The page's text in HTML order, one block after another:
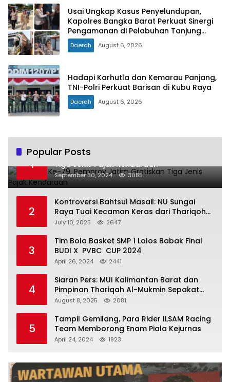
Usai Ungkap Kasus Penyelundupan,
Kapolres Bangka Barat Perkuat Sinergi
Pengamanan di Pelabuhan Tanjung
Kalian
Daerah August 6, 2026
Hadapi Karhutla dan Kemarau Panjang,
TNI-Polri Perkuat Barisan di Kubu Raya
Daerah August 6, 2026
Popular Posts
1
Hari Jadi Ke-79, Pemprov Jatim Gratiskan
Tiga Jenis Pajak Kendaraan
September 30, 2024 3085
2
Kontroversi Bahtsul Masail: NU Sungai
Raya Tuai Kecaman Keras dari Thariqoh
Al Mu’min
July 10, 2025 2647
3
Tim Bola Basket SMP 1 Lolos Babak Final
BUDI X PVBC CUP 2024
April 26, 2024 2441
4
Siaran Pers: MUI Kalimantan Barat dan
Pimpinan Thariqah Al-Mukmin Sepakat
Jaga Umat
August 8, 2025 2081
5
Tampil Gemilang, Para Rider ILSAM Racing
Team Memborong Enam Piala Kejurnas
April 24, 2024 1923